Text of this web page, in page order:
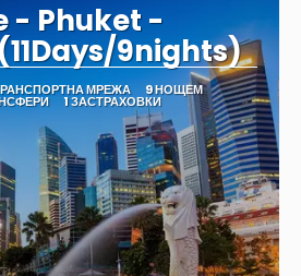
- Phuket -
9nights)
МРЕЖА 9 НОЩЕМ
1 ЗАСТРАХОВКИ